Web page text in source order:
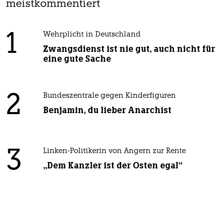
meistkommentiert
1 Wehrplicht in Deutschland
Zwangsdienst ist nie gut, auch nicht für
eine gute Sache
2 Bundeszentrale gegen Kinderfiguren
Benjamin, du lieber Anarchist
3 Linken-Politikerin von Angern zur Rente
„Dem Kanzler ist der Osten egal“